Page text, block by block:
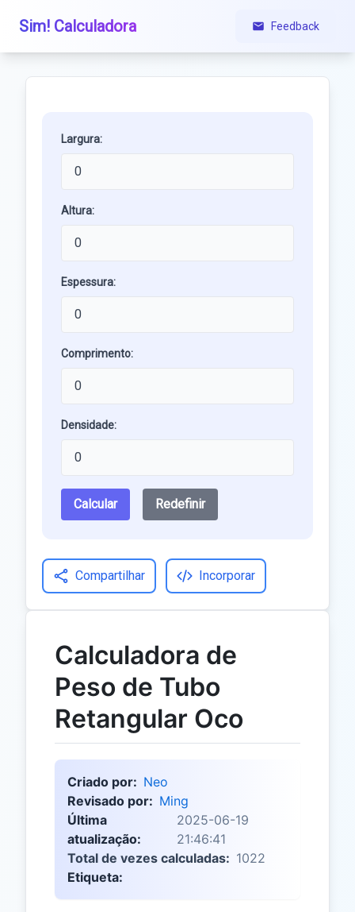
Sim! Calculadora Feedback
Largura:
Altura:
Espessura:
Comprimento:
Densidade:
Calcular Redefinir
Compartilhar Incorporar
Calculadora de
Peso de Tubo
Retangular Oco
Criado por: Neo
Revisado por: Ming
Última
atualização:
2025-06-19
21:46:41
Total de vezes calculadas: 1022
Etiqueta: